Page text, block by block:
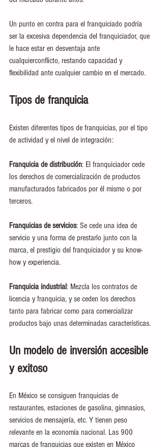
Un punto en contra para el franquiciado podría
ser la excesiva dependencia del franquiciador, que
le hace estar en desventaja ante
cualquierconflicto, restando capacidad y
flexibilidad ante cualquier cambio en el mercado.
Tipos de franquicia
Existen diferentes tipos de franquicias, por el tipo
de actividad y el nivel de integración:
Franquicia de distribución: El franquiciador cede
los derechos de comercialización de productos
manufacturados fabricados por él mismo o por
terceros.
Franquicias de servicios: Se cede una idea de
servicio y una forma de prestarlo junto con la
marca, el prestigio del franquiciador y su know-
how y experiencia.
Franquicia industrial: Mezcla los contratos de
licencia y franquicia, y se ceden los derechos
tanto para fabricar como para comercializar
productos bajo unas determinadas características.
Un modelo de inversión accesible
y exitoso
En México se consiguen franquicias de
restaurantes, estaciones de gasolina, gimnasios,
servicios de mensajería, etc. Y tienen peso
relevante en la economía nacional. Las 900
marcas de franquicias que existen en México